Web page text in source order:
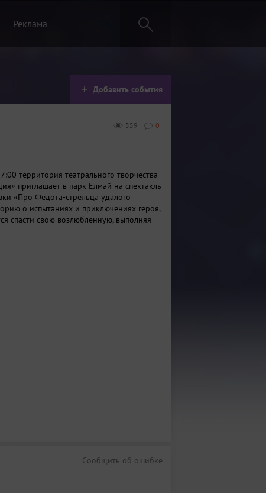
Реклама
Добавить события
0
559
территория театрального творчества
приглашает в парк Елмай на спектакль
«Про Федота-стрельца удалого
о испытаниях и приключениях героя,
спасти свою возлюбленную, выполняя
Сообщить об ошибке